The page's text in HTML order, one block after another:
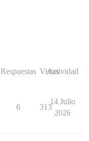
Respuestas Vistas
Actividad
6 313
14 Julio
2026